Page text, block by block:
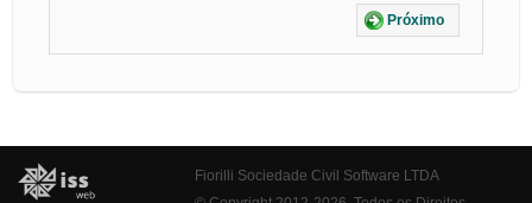
Próximo
Fiorilli Sociedade Civil Software LTDA